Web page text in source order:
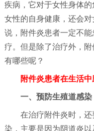
疾病，它对于女性身体
女性的自身健康，还会
说，附件炎患者一定不
疗。但是除了治疗外，
有哪些呢？
附件炎患者在生活
一、预防生殖道感染
在治疗附件炎时，还
染，主要是因为阴道炎